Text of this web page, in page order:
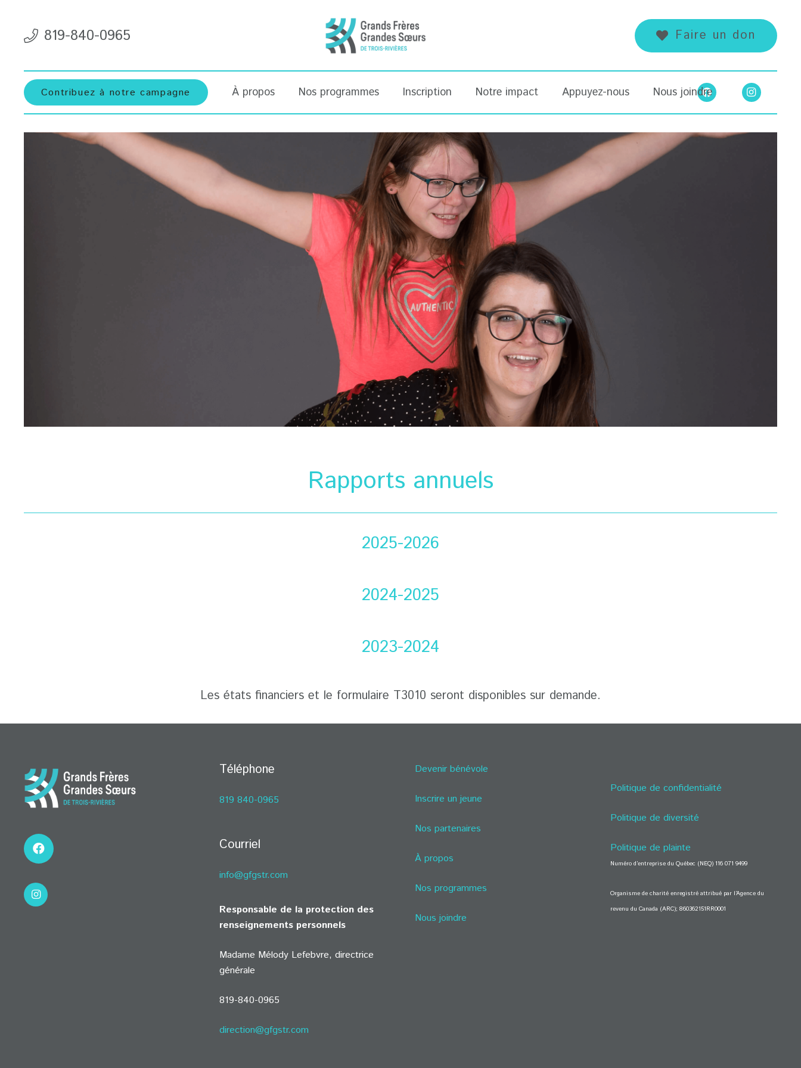
819-840-0965 Faire un don
Contribuez à notre campagne À propos Nos programmes Inscription Notre impact Appuyez-nous Nous joindre
Rapports annuels
2025-2026
2024-2025
2023-2024
Les états financiers et le formulaire T3010 seront disponibles sur demande.
Téléphone
819 840-0965
Courriel
info@gfgstr.com
Responsable de la protection des
renseignements personnels
Madame Mélody Lefebvre, directrice
générale
819-840-0965
direction@gfgstr.com
Devenir bénévole
Inscrire un jeune
Nos partenaires
À propos
Nos programmes
Nous joindre
Politique de confidentialité
Politique de diversité
Politique de plainte
Numéro d’entreprise du Québec (NEQ) 116 071 9499
Organisme de charité enregistré attribué par l’Agence du
revenu du Canada (ARC); 860362151RR0001